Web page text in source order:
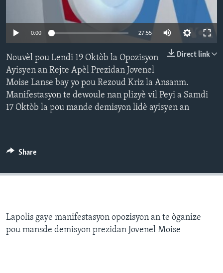
0:00 27:55
Direct link
Nouvèl pou Lendi 19 Oktòb la Opozisyon
Ayisyen an Rejte Apèl Prezidan Jovenel
Moise Lanse bay yo pou Rezoud Kriz la Ansanm.
Manifestasyon te dewoule nan plizyè vil Peyi a Samdi
17 Oktòb la pou mande demisyon lidè ayisyen an
Share
Lapolis gaye manifestasyon opozisyon an te òganize
pou mansde demisyon prezidan Jovenel Moise